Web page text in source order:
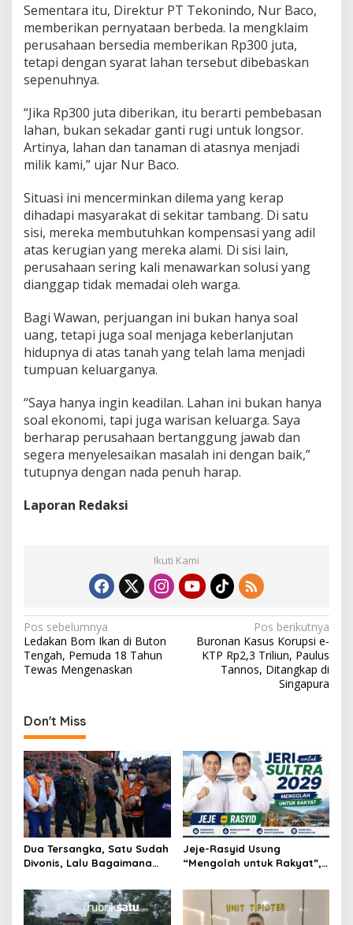
Sementara itu, Direktur PT Tekonindo, Nur Baco,
memberikan pernyataan berbeda. Ia mengklaim
perusahaan bersedia memberikan Rp300 juta,
tetapi dengan syarat lahan tersebut dibebaskan
sepenuhnya.
“Jika Rp300 juta diberikan, itu berarti pembebasan
lahan, bukan sekadar ganti rugi untuk longsor.
Artinya, lahan dan tanaman di atasnya menjadi
milik kami,” ujar Nur Baco.
Situasi ini mencerminkan dilema yang kerap
dihadapi masyarakat di sekitar tambang. Di satu
sisi, mereka membutuhkan kompensasi yang adil
atas kerugian yang mereka alami. Di sisi lain,
perusahaan sering kali menawarkan solusi yang
dianggap tidak memadai oleh warga.
Bagi Wawan, perjuangan ini bukan hanya soal
uang, tetapi juga soal menjaga keberlanjutan
hidupnya di atas tanah yang telah lama menjadi
tumpuan keluarganya.
“Saya hanya ingin keadilan. Lahan ini bukan hanya
soal ekonomi, tapi juga warisan keluarga. Saya
berharap perusahaan bertanggung jawab dan
segera menyelesaikan masalah ini dengan baik,”
tutupnya dengan nada penuh harap.
Laporan Redaksi
Ikuti Kami
N
a
v
g
a
s
i
p
o
s
Pos sebelumnya
Ledakan Bom Ikan di Buton
Tengah, Pemuda 18 Tahun
Tewas Mengenaskan
Pos berikutnya
Buronan Kasus Korupsi e-
KTP Rp2,3 Triliun, Paulus
Tannos, Ditangkap di
Singapura
Don't Miss
Dua Tersangka, Satu Sudah
Divonis, Lalu Bagaimana
Jeje-Rasyid Usung
“Mengolah untuk Rakyat”,
Menuju 2029